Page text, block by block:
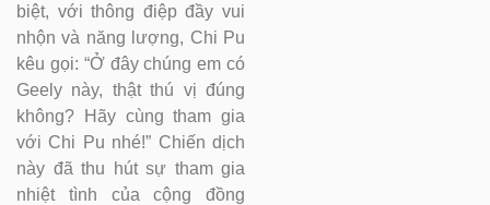
biệt, với thông điệp đầy vui
nhộn và năng lượng, Chi Pu
kêu gọi: “Ở đây chúng em có
Geely này, thật thú vị đúng
không? Hãy cùng tham gia
với Chi Pu nhé!” Chiến dịch
này đã thu hút sự tham gia
nhiệt tình của cộng đồng